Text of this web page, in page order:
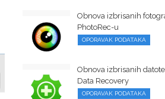
Obnova izbrisanih
PhotoRec-u
OPORAVAK PODATAKA
Obnova izbrisanih
Data Recovery
OPORAVAK PODATAKA